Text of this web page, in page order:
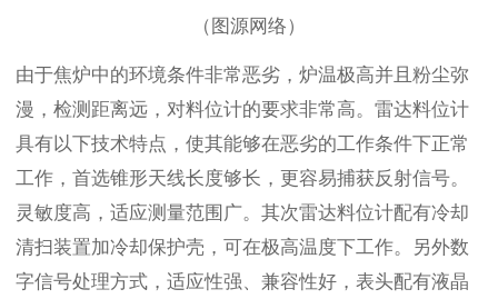
（图源网络）
由于焦炉中的环境条件非常恶劣，炉温极高并且粉尘弥
漫，检测距离远，对料位计的要求非常高。雷达料位计
具有以下技术特点，使其能够在恶劣的工作条件下正常
工作，首选锥形天线长度够长，更容易捕获反射信号。
灵敏度高，适应测量范围广。其次雷达料位计配有冷却
清扫装置加冷却保护壳，可在极高温度下工作。另外数
字信号处理方式，适应性强、兼容性好，表头配有液晶